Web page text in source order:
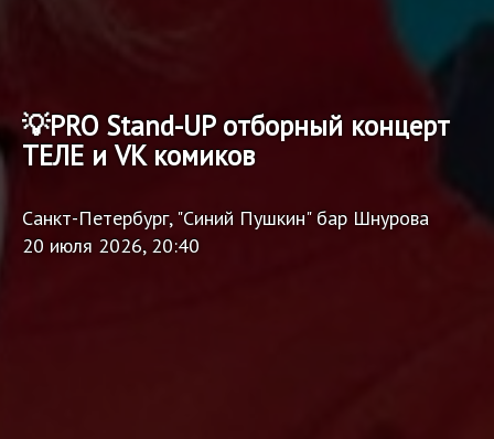
💡PRO Stand-UP отборный концерт
ТЕЛЕ и VK комиков
Санкт-Петербург, "Синий Пушкин" бар Шнурова
20 июля 2026, 20:40